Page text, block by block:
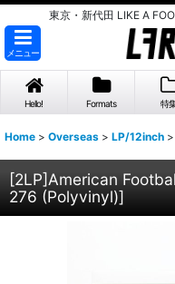
東京・新代田 LIKE A
メニュー
Hello! Formats 特
Home > Overseas > LP/12inch >
[2LP]American
276 (Polyvinyl)]